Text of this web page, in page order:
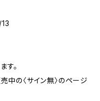
す。
中の〈サイン無〉のページ